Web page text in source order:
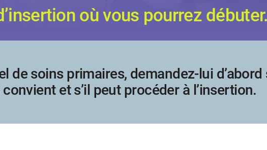
où vous pourrez débuter.
de soins primaires, demandez-lui d’abord
et s’il peut procéder à l’insertion.